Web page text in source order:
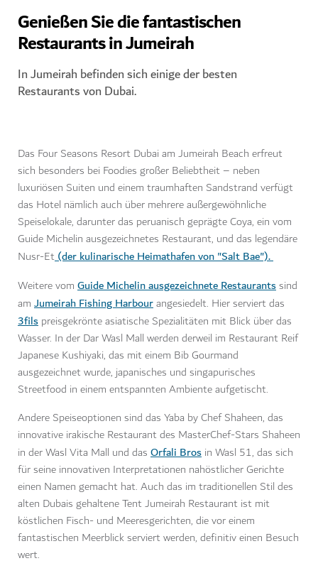
Genießen Sie die fantastischen
Restaurants in Jumeirah
In Jumeirah befinden sich einige der besten
Restaurants von Dubai.
Das Four Seasons Resort Dubai am Jumeirah Beach erfreut
sich besonders bei Foodies großer Beliebtheit – neben
luxuriösen Suiten und einem traumhaften Sandstrand verfügt
das Hotel nämlich auch über mehrere außergewöhnliche
Speiselokale, darunter das peruanisch geprägte Coya, ein vom
Guide Michelin ausgezeichnetes Restaurant, und das legendäre
Nusr-Et(der kulinarische Heimathafen von "Salt Bae").
Weitere vom Guide Michelin ausgezeichnete Restaurantssind
am Jumeirah Fishing Harbourangesiedelt. Hier serviert das
3fils preisgekrönte asiatische Spezialitäten mit Blick über das
Wasser. In der Dar Wasl Mall werden derweil im Restaurant Reif
Japanese Kushiyaki, das mit einem Bib Gourmand
ausgezeichnet wurde, japanisches und singapurisches
Streetfood in einem entspannten Ambiente aufgetischt.
Andere Speiseoptionen sind das Yaba by Chef Shaheen, das
innovative irakische Restaurant des MasterChef-Stars Shaheen
in der Wasl Vita Mall und das Orfali Bros in Wasl 51, das sich
für seine innovativen Interpretationen nahöstlicher Gerichte
einen Namen gemacht hat. Auch das im traditionellen Stil des
alten Dubais gehaltene Tent Jumeirah Restaurant ist mit
köstlichen Fisch- und Meeresgerichten, die vor einem
fantastischen Meerblick serviert werden, definitiv einen Besuch
wert.